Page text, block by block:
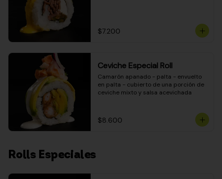
$7.200
Ceviche Especial Roll
Camarón apanado - palta - envuelto
en palta - cubierto de una porción de
ceviche mixto y salsa acevichada
$8.600
Rolls Especiales